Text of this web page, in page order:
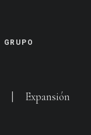
Expansión